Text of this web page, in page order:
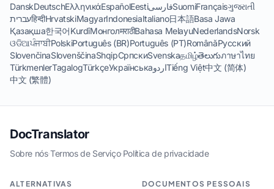
DanskDeutschΕλληνικάEspañolEestiفارسیSuomiFrançaisગુજરાતી
עבריתहिन्दीHrvatskiMagyarIndonesiaItaliano日本語Basa Jawa
Қазақша한국어KurdîМонголमराठीBahasa MelayuNederlandsNorsk
ଓଡିଆਪੰਜਾਬੀPolskiPortuguês (BR)Português (PT)RomânăРусский
SlovenčinaSlovenščinaShqipСрпскиSvenskaதமிழ்తెలుగుภาษาไทย
TürkmenlerTagalogTürkçeУкраїнськаاردوTiếng Việt中文 (简体)
中文 (繁體)
DocTranslator
Sobre nós·Termos de Serviço·Política de privacidade
ALTERNATIVAS DOCUMENTOS PESSOAIS